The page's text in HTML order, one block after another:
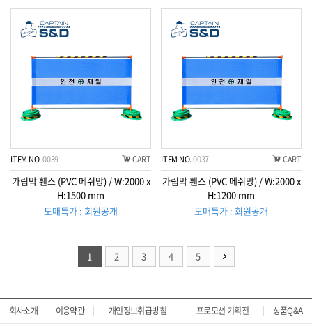
ITEM NO.0039 CART
가림막 휀스 (PVC 메쉬망) / W:2000 x
H:1500 mm
도매특가 : 회원공개
ITEM NO.0037 CART
가림막 휀스 (PVC 메쉬망) / W:2000 x
H:1200 mm
도매특가 : 회원공개
1 2 3 4 5
회사소개 이용약관 개인정보취급방침 프로모션 기획전 상품Q&A